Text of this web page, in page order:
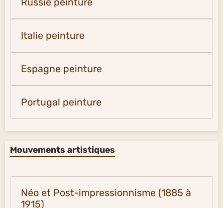
Russie peinture
Italie peinture
Espagne peinture
Portugal peinture
Mouvements artistiques
Néo et Post-impressionnisme (1885 à
1915)